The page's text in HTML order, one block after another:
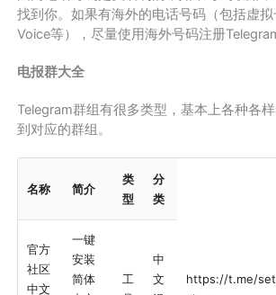
找到你。如果有海外的电话号码（包括虚
Voice等），尽量使用海外号码注册
电报群大全
Telegram群组有很多类型，基本上各种各
到对应的群组。
名称 简介
类
型
分
类
官方
社区
中文
一键
安装
简体
工
中
文
https://t.me/